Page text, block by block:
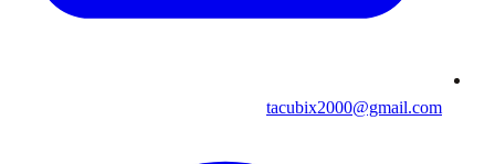
tacubix2000@gmail.com